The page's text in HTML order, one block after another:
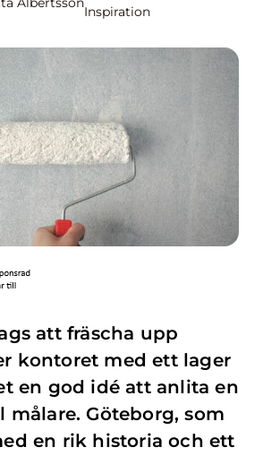
Inspiration
att fräscha upp
kontoret med ett lager
en god idé att anlita en
målare. Göteborg, som
en rik historia och ett